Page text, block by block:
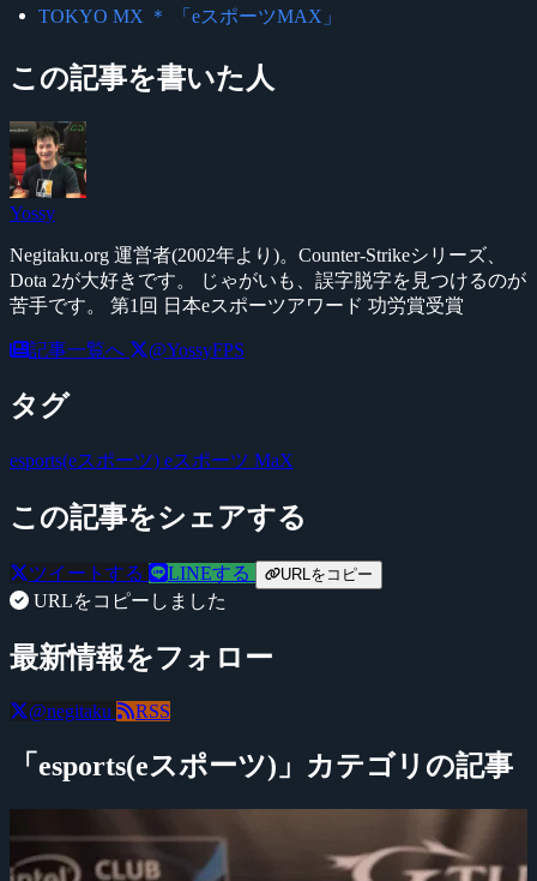
TOKYO MX ＊ 「eスポーツMAX」
この記事を書いた人
Yossy
Negitaku.org 運営者(2002年より)。Counter-Strikeシリーズ、
Dota 2が大好きです。 じゃがいも、誤字脱字を見つけるのが
苦手です。 第1回 日本eスポーツアワード 功労賞受賞
記事一覧へ @YossyFPS
タグ
esports(eスポーツ) eスポーツ MaX
この記事をシェアする
ツイートする LINEする URLをコピー
URLをコピーしました
最新情報をフォロー
@negitaku RSS
「esports(eスポーツ)」カテゴリの記事